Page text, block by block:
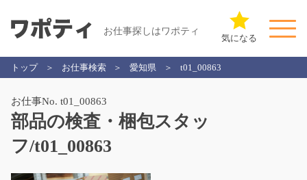
お仕事探しはワポティ
気になる
トップ お仕事検索 愛知県 t01_00863
お仕事No. t01_00863
部品の検査・梱包スタッ
フ/t01_00863